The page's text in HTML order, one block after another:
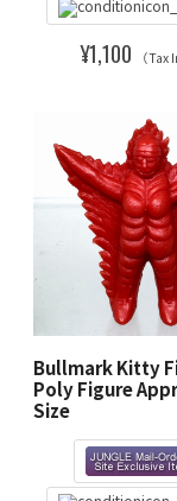
¥1,100 （Tax
Bullmark Kitty
Poly Figure
Size